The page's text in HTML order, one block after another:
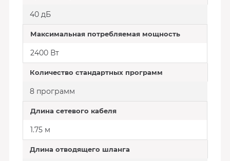
40 дБ
Максимальная потребляемая мощность
2400 Вт
Количество стандартных программ
8 программ
Длина сетевого кабеля
1.75 м
Длина отводящего шланга